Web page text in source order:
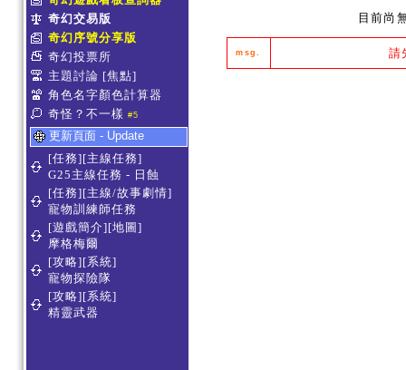
奇幻交易版
奇幻序號分享版
奇幻投票所
主題討論 [焦點]
角色名字顏色計算器
奇怪？不一樣 #5
更新頁面 - Update
[任務][主線任務]
G25主線任務 - 日蝕
[任務][主線/故事劇情]
寵物訓練師任務
[遊戲簡介][地圖]
摩格梅爾
[攻略][系統]
寵物探險隊
[攻略][系統]
精靈武器
目前尚
msg. 請